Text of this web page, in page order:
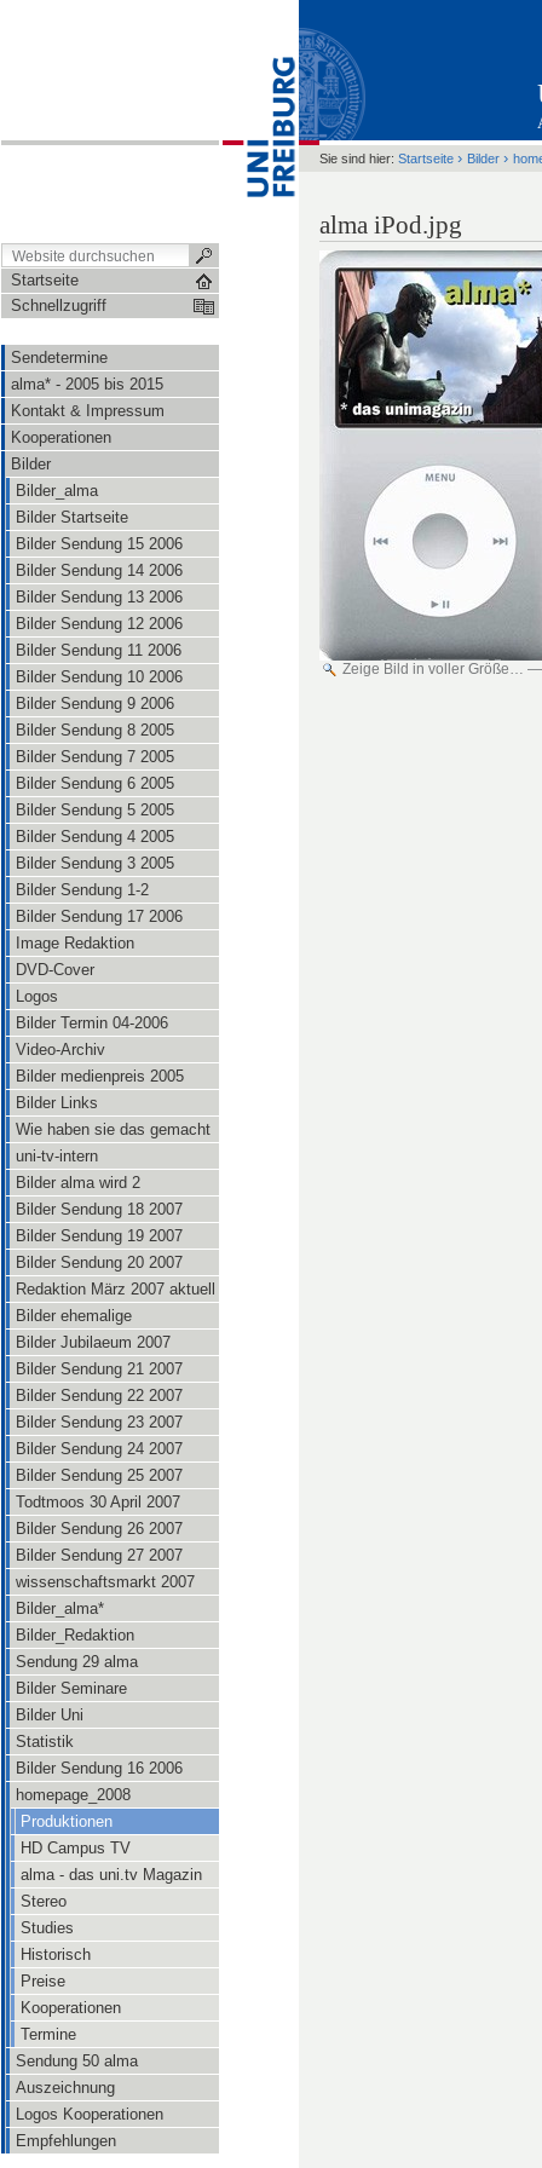
Startseite
Schnellzugriff
Sendetermine
alma* - 2005 bis 2015
Kontakt & Impressum
Kooperationen
Bilder
Bilder_alma
Bilder Startseite
Bilder Sendung 15 2006
Bilder Sendung 14 2006
Bilder Sendung 13 2006
Bilder Sendung 12 2006
Bilder Sendung 11 2006
Bilder Sendung 10 2006
Bilder Sendung 9 2006
Bilder Sendung 8 2005
Bilder Sendung 7 2005
Bilder Sendung 6 2005
Bilder Sendung 5 2005
Bilder Sendung 4 2005
Bilder Sendung 3 2005
Bilder Sendung 1-2
Bilder Sendung 17 2006
Image Redaktion
DVD-Cover
Logos
Bilder Termin 04-2006
Video-Archiv
Bilder medienpreis 2005
Bilder Links
Wie haben sie das gemacht
uni-tv-intern
Bilder alma wird 2
Bilder Sendung 18 2007
Bilder Sendung 19 2007
Bilder Sendung 20 2007
Redaktion März 2007 aktuell
Bilder ehemalige
Bilder Jubilaeum 2007
Bilder Sendung 21 2007
Bilder Sendung 22 2007
Bilder Sendung 23 2007
Bilder Sendung 24 2007
Bilder Sendung 25 2007
Todtmoos 30 April 2007
Bilder Sendung 26 2007
Bilder Sendung 27 2007
wissenschaftsmarkt 2007
Bilder_alma*
Bilder_Redaktion
Sendung 29 alma
Bilder Seminare
Bilder Uni
Statistik
Bilder Sendung 16 2006
homepage_2008
Produktionen
HD Campus TV
alma - das uni.tv Magazin
Stereo
Studies
Historisch
Preise
Kooperationen
Termine
Sendung 50 alma
Auszeichnung
Logos Kooperationen
Empfehlungen
Sie sind hier: Startseite › Bilder ›
alma iPod.jpg
Zeige Bild in voller Größe…